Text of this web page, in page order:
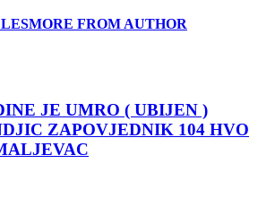
MORE FROM AUTHOR
JE UMRO ( UBIJEN )
ZAPOVJEDNIK 104 HVO